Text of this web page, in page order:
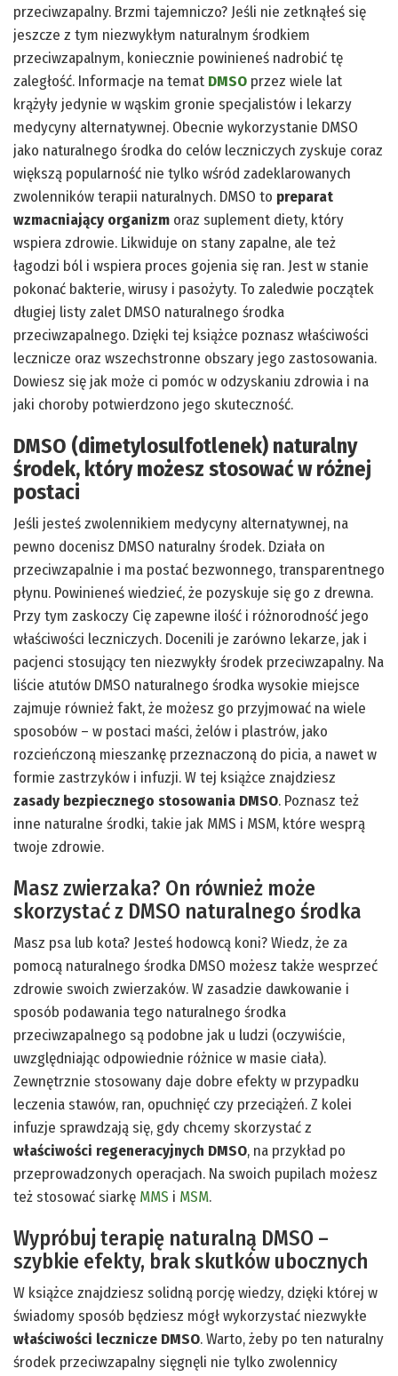
przeciwzapalny. Brzmi tajemniczo? Jeśli nie zetknąłeś się
jeszcze z tym niezwykłym naturalnym środkiem
przeciwzapalnym, koniecznie powinieneś nadrobić tę
zaległość. Informacje na temat DMSO przez wiele lat
krążyły jedynie w wąskim gronie specjalistów i lekarzy
medycyny alternatywnej. Obecnie wykorzystanie DMSO
jako naturalnego środka do celów leczniczych zyskuje coraz
większą popularność nie tylko wśród zadeklarowanych
zwolenników terapii naturalnych. DMSO to preparat
wzmacniający organizm oraz suplement diety, który
wspiera zdrowie. Likwiduje on stany zapalne, ale też
łagodzi ból i wspiera proces gojenia się ran. Jest w stanie
pokonać bakterie, wirusy i pasożyty. To zaledwie początek
długiej listy zalet DMSO naturalnego środka
przeciwzapalnego. Dzięki tej książce poznasz właściwości
lecznicze oraz wszechstronne obszary jego zastosowania.
Dowiesz się jak może ci pomóc w odzyskaniu zdrowia i na
jaki choroby potwierdzono jego skuteczność.
DMSO (dimetylosulfotlenek) naturalny
środek, który możesz stosować w różnej
postaci
Jeśli jesteś zwolennikiem medycyny alternatywnej, na
pewno docenisz DMSO naturalny środek. Działa on
przeciwzapalnie i ma postać bezwonnego, transparentnego
płynu. Powinieneś wiedzieć, że pozyskuje się go z drewna.
Przy tym zaskoczy Cię zapewne ilość i różnorodność jego
właściwości leczniczych. Docenili je zarówno lekarze, jak i
pacjenci stosujący ten niezwykły środek przeciwzapalny. Na
liście atutów DMSO naturalnego środka wysokie miejsce
zajmuje również fakt, że możesz go przyjmować na wiele
sposobów – w postaci maści, żelów i plastrów, jako
rozcieńczoną mieszankę przeznaczoną do picia, a nawet w
formie zastrzyków i infuzji. W tej książce znajdziesz
zasady bezpiecznego stosowania DMSO. Poznasz też
inne naturalne środki, takie jak MMS i MSM, które wesprą
twoje zdrowie.
Masz zwierzaka? On również może
skorzystać z DMSO naturalnego środka
Masz psa lub kota? Jesteś hodowcą koni? Wiedz, że za
pomocą naturalnego środka DMSO możesz także wesprzeć
zdrowie swoich zwierzaków. W zasadzie dawkowanie i
sposób podawania tego naturalnego środka
przeciwzapalnego są podobne jak u ludzi (oczywiście,
uwzględniając odpowiednie różnice w masie ciała).
Zewnętrznie stosowany daje dobre efekty w przypadku
leczenia stawów, ran, opuchnięć czy przeciążeń. Z kolei
infuzje sprawdzają się, gdy chcemy skorzystać z
właściwości regeneracyjnych DMSO, na przykład po
przeprowadzonych operacjach. Na swoich pupilach możesz
też stosować siarkę MMS i MSM.
Wypróbuj terapię naturalną DMSO –
szybkie efekty, brak skutków ubocznych
W książce znajdziesz solidną porcję wiedzy, dzięki której w
świadomy sposób będziesz mógł wykorzystać niezwykłe
właściwości lecznicze DMSO. Warto, żeby po ten naturalny
środek przeciwzapalny sięgnęli nie tylko zwolennicy